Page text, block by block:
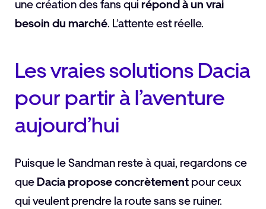
une création des fans qui répond à un vrai
besoin du marché. L’attente est réelle.
Les vraies solutions Dacia
pour partir à l’aventure
aujourd’hui
Puisque le Sandman reste à quai, regardons ce
que Dacia propose concrètement pour ceux
qui veulent prendre la route sans se ruiner.